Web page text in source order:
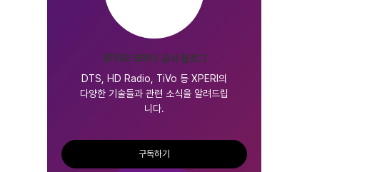
XPERI 코리아 공식 블로그
DTS, HD Radio, TiVo 등 XPERI의
다양한 기술들과 관련 소식을 알려드립
니다.
구독하기